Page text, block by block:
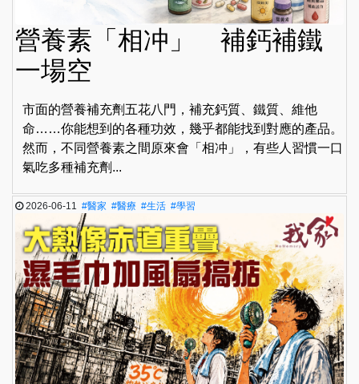
營養素「相冲」 補鈣補鐵
一場空
市面的營養補充劑五花八門，補充鈣質、鐵質、維他
命……你能想到的各種功效，幾乎都能找到對應的產品。
然而，不同營養素之間原來會「相冲」，有些人習慣一口
氣吃多種補充劑...
2026-06-11#醫家 #醫療 #生活 #學習